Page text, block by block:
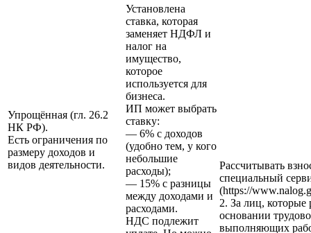
Рассчитывать
специальный
(https://
2. За лиц,
основании
выполняющих
Упрощённая (гл. 26.2
НК РФ).
Есть ограничения по
размеру доходов и
видов деятельности.
Установлена
ставка, которая
заменяет НДФЛ и
налог на
имущество,
которое
используется для
бизнеса.
ИП может выбрать
ставку:
— 6% с доходов
(удобно тем, у кого
небольшие
расходы);
— 15% с разницы
между доходами и
расходами.
НДС подлежит